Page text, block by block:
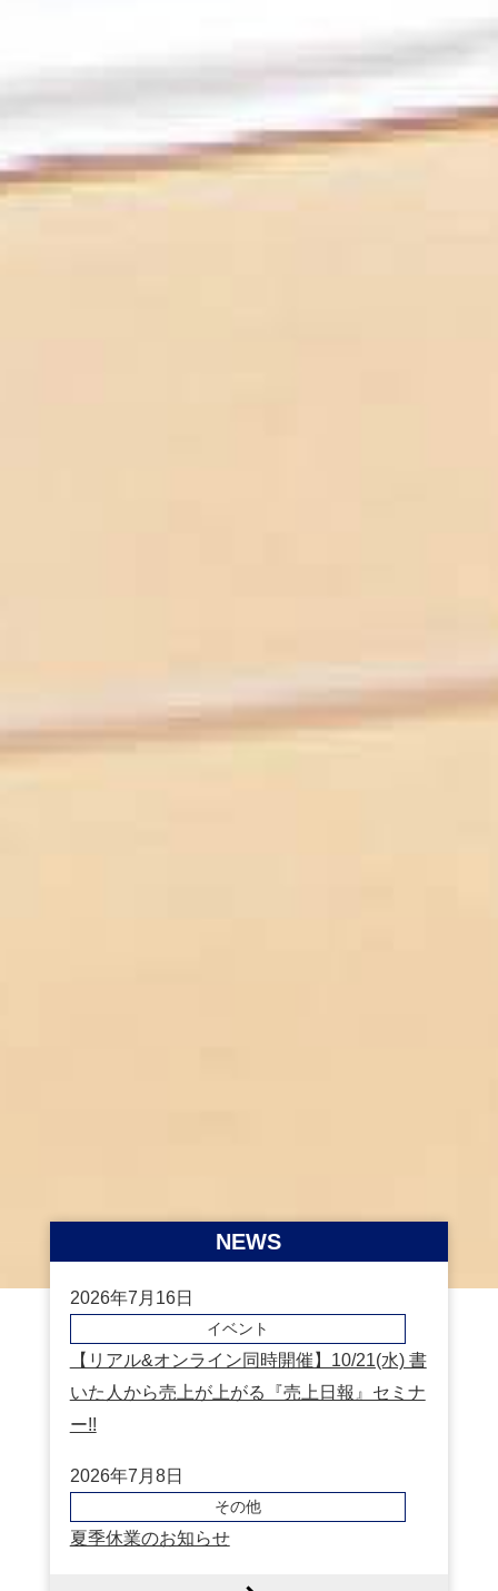
NEWS
2026年7月16日
イベント
【リアル&オンライン同時開催】10/21(水) 書
いた人から売上が上がる『売上日報』セミナ
ー!!
2026年7月8日
その他
夏季休業のお知らせ